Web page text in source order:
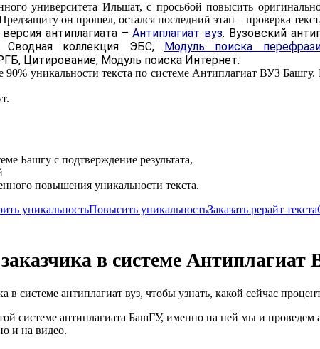
университета Ильшат, с просьбой повысить
он прошел, остался последний этап – проверка
антиплагиата –Антиплагиат вуз. Вузовский
коллекция ЭБС, Модуль поиска
Цитирование, Модуль поиска Интернет.
90% уникальности текста по системе Антиплагиат ВУЗ
Башгу с подтверждение результата,
повышения уникальности текста.
уникальностьПовысить уникальностьЗаказать рерайт текста
в системе Антиплагиат
системе антиплагиат вуз, чтобы узнать, какой сейчас
системе антиплагиата БашГУ, именно на ней мы и проведем
и на видео.